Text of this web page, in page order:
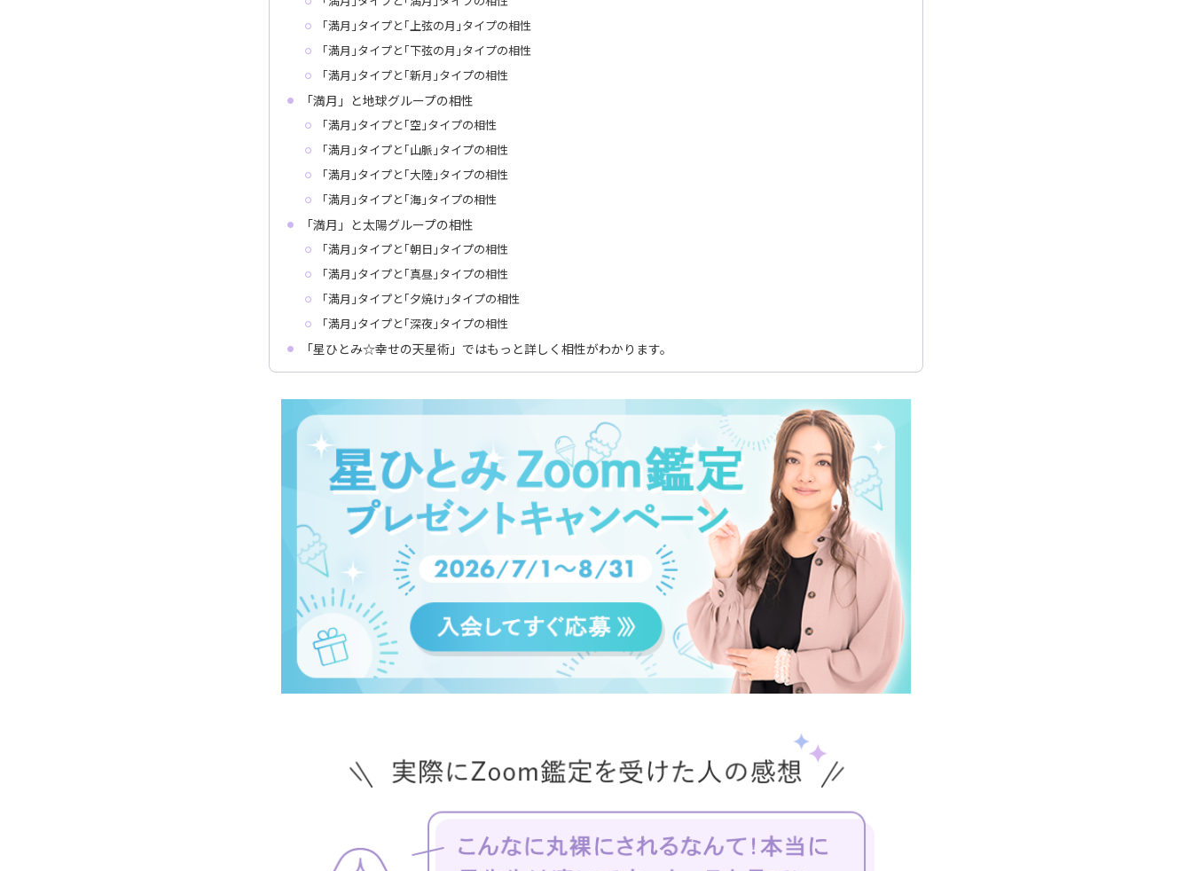
｢満月｣タイプと｢上弦の月｣タイプの相性
｢満月｣タイプと｢下弦の月｣タイプの相性
｢満月｣タイプと｢新月｣タイプの相性
「満月」と地球グループの相性
｢満月｣タイプと｢空｣タイプの相性
｢満月｣タイプと｢山脈｣タイプの相性
｢満月｣タイプと｢大陸｣タイプの相性
｢満月｣タイプと｢海｣タイプの相性
「満月」と太陽グループの相性
｢満月｣タイプと｢朝日｣タイプの相性
｢満月｣タイプと｢真昼｣タイプの相性
｢満月｣タイプと｢夕焼け｣タイプの相性
｢満月｣タイプと｢深夜｣タイプの相性
「星ひとみ☆幸せの天星術」ではもっと詳しく相性がわかります。